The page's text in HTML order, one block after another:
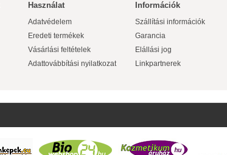
Használat
Adatvédelem
Eredeti termékek
Vásárlási feltételek
Adattovábbítási nyilatkozat
Információk
Szállítási információk
Garancia
Elállási jog
Linkpartnerek